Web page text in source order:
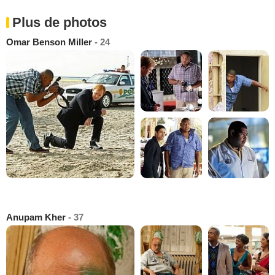
Plus de photos
Omar Benson Miller - 24
Anupam Kher - 37